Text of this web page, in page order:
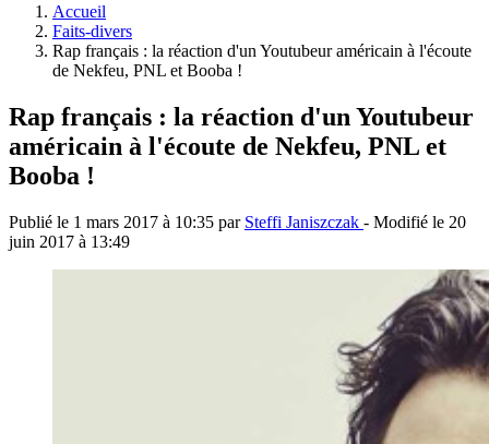
Accueil
Faits-divers
Rap français : la réaction d'un Youtubeur américain à l'écoute
de Nekfeu, PNL et Booba !
Rap français : la réaction d'un Youtubeur
américain à l'écoute de Nekfeu, PNL et
Booba !
Publié le 1 mars 2017 à 10:35 par Steffi Janiszczak - Modifié le 20
juin 2017 à 13:49